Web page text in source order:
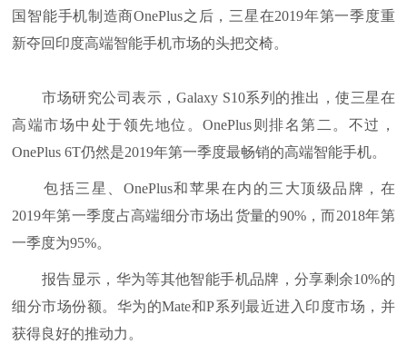
国智能手机制造商OnePlus之后，三星在2019年第一季度重
新夺回印度高端智能手机市场的头把交椅。
市场研究公司表示，Galaxy S10系列的推出，使三星在
高端市场中处于领先地位。OnePlus则排名第二。不过，
OnePlus 6T仍然是2019年第一季度最畅销的高端智能手机。
包括三星、OnePlus和苹果在内的三大顶级品牌，在
2019年第一季度占高端细分市场出货量的90%，而2018年第
一季度为95%。
报告显示，华为等其他智能手机品牌，分享剩余10%的
细分市场份额。华为的Mate和P系列最近进入印度市场，并
获得良好的推动力。